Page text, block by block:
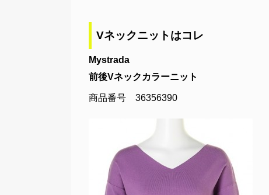
Vネックニットはコレ
Mystrada
前後Vネックカラーニット
商品番号 36356390